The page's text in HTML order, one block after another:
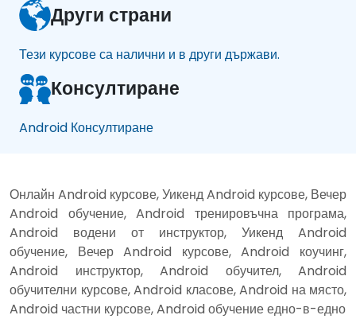
Други страни
Тези курсове са налични и в други държави.
Консултиране
Android Консултиране
Онлайн Android курсове, Уикенд Android курсове, Вечер
Android обучение, Android тренировъчна програма,
Android водени от инструктор, Уикенд Android
обучение, Вечер Android курсове, Android коучинг,
Android инструктор, Android обучител, Android
обучителни курсове, Android класове, Android на място,
Android частни курсове, Android обучение едно-в-едно